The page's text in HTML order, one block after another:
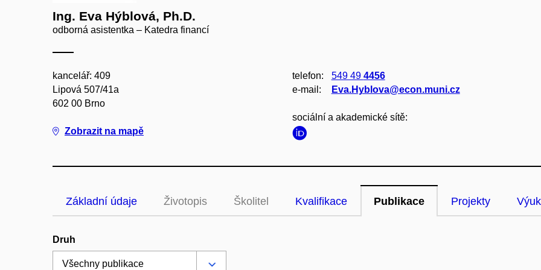
Ing. Eva Hýblová, Ph.D.
odborná asistentka – Katedra financí
kancelář: 409
Lipová 507/41a
602 00 Brno
Zobrazit na mapě
telefon: 549 49 4456
e‑mail:
Eva.Hyblova@econ.muni.cz
sociální a akademické sítě:
Základní údaje Životopis Školitel Kvalifikace Publikace Projekty
Druh